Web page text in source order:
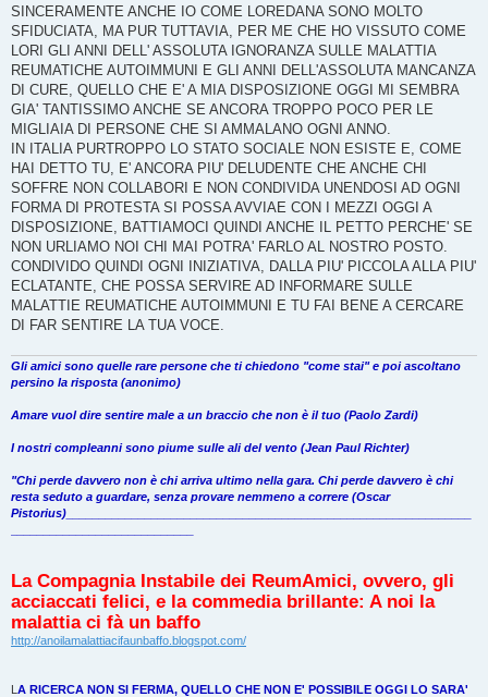
SINCERAMENTE ANCHE IO COME LOREDANA SONO MOLTO
SFIDUCIATA, MA PUR TUTTAVIA, PER ME CHE HO VISSUTO COME
LORI GLI ANNI DELL' ASSOLUTA IGNORANZA SULLE MALATTIA
REUMATICHE AUTOIMMUNI E GLI ANNI DELL'ASSOLUTA MANCANZA
DI CURE, QUELLO CHE E' A MIA DISPOSIZIONE OGGI MI SEMBRA
GIA' TANTISSIMO ANCHE SE ANCORA TROPPO POCO PER LE
MIGLIAIA DI PERSONE CHE SI AMMALANO OGNI ANNO.
IN ITALIA PURTROPPO LO STATO SOCIALE NON ESISTE E, COME
HAI DETTO TU, E' ANCORA PIU' DELUDENTE CHE ANCHE CHI
SOFFRE NON COLLABORI E NON CONDIVIDA UNENDOSI AD OGNI
FORMA DI PROTESTA SI POSSA AVVIAE CON I MEZZI OGGI A
DISPOSIZIONE, BATTIAMOCI QUINDI ANCHE IL PETTO PERCHE' SE
NON URLIAMO NOI CHI MAI POTRA' FARLO AL NOSTRO POSTO.
CONDIVIDO QUINDI OGNI INIZIATIVA, DALLA PIU' PICCOLA ALLA PIU'
ECLATANTE, CHE POSSA SERVIRE AD INFORMARE SULLE
MALATTIE REUMATICHE AUTOIMMUNI E TU FAI BENE A CERCARE
DI FAR SENTIRE LA TUA VOCE.
Gli amici sono quelle rare persone che ti chiedono "come stai" e poi ascoltano
persino la risposta (anonimo)
Amare vuol dire sentire male a un braccio che non è il tuo (Paolo Zardi)
I nostri compleanni sono piume sulle ali del vento (Jean Paul Richter)
"Chi perde davvero non è chi arriva ultimo nella gara. Chi perde davvero è chi
resta seduto a guardare, senza provare nemmeno a correre (Oscar
Pistorius)______________________________________________________________
La Compagnia Instabile dei ReumAmici, ovvero, gli
acciaccati felici, e la commedia brillante: A noi la
malattia ci fà un baffo
http://anoilamalattiacifaunbaffo.blogspot.com/
L A RICERCA NON SI FERMA, QUELLO CHE NON E' POSSIBILE OGGI LO SARA'